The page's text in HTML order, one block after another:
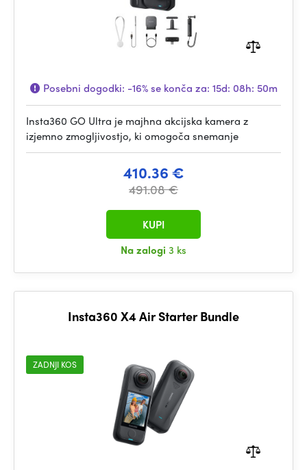
Posebni dogodki: -16%se konča za: 15d: 08h: 50m
Insta360 GO Ultra je majhna akcijska kamera z
izjemno zmogljivostjo, ki omogoča snemanje
410.36 €
491.08 €
Na zalogi 3 ks
KUPI
Insta360 X4 Air Starter Bundle
ZADNJI KOS